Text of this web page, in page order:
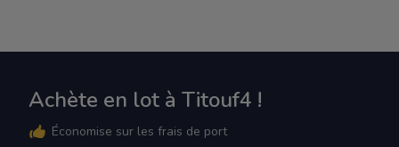
Achète en lot à Titouf4 !
Économise sur les frais de port